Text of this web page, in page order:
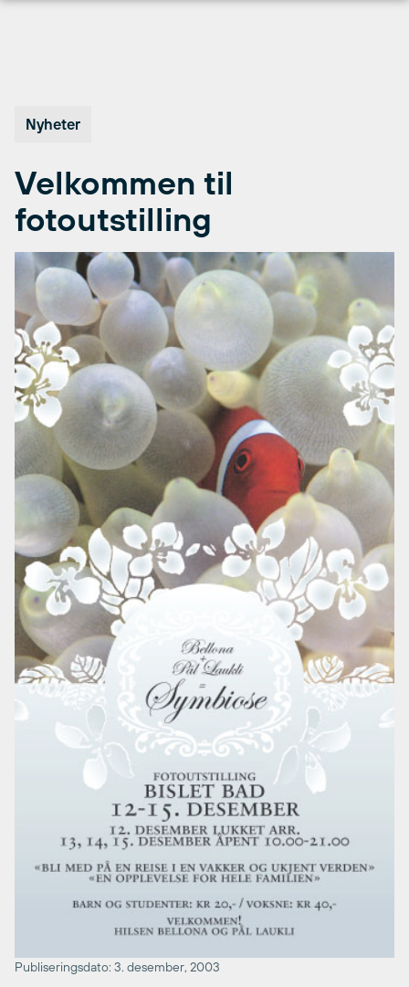
Nyheter
Velkommen til
fotoutstilling
Publiseringsdato: 3. desember, 2003